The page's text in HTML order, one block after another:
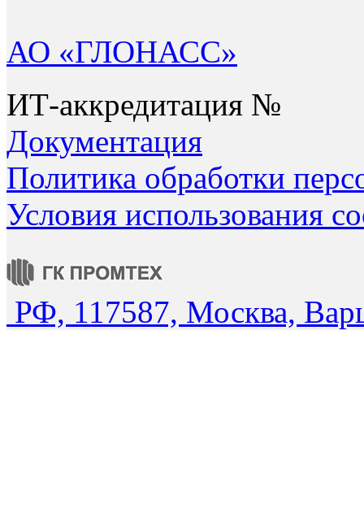
АО «ГЛОНАСС»
ИТ-аккредитация №
Документация
Политика обработки
Условия использования
РФ, 117587, Москва,